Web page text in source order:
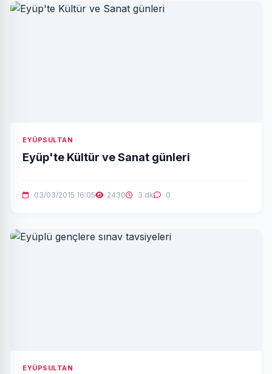
EYÜPSULTAN
Eyüp'te Kültür ve Sanat günleri
03/03/2015 16:05 2430 3 dk 0
EYÜPSULTAN